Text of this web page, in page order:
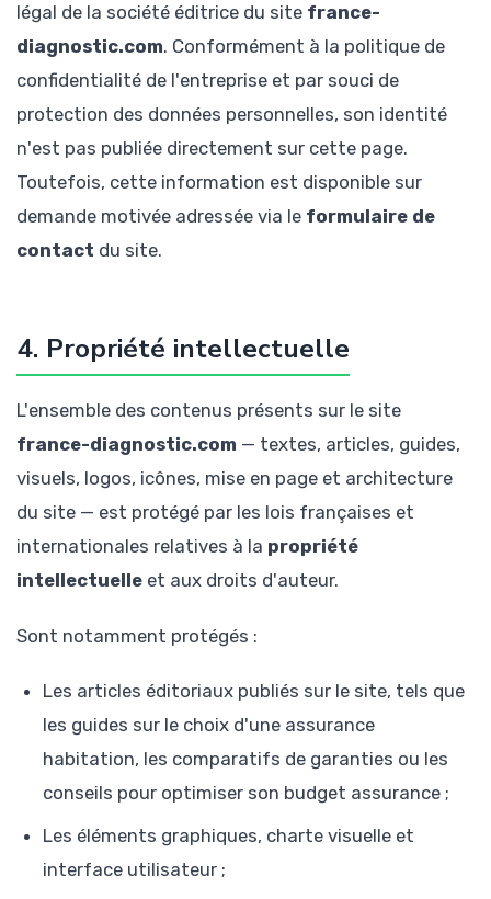
légal de la société éditrice du site france-
diagnostic.com. Conformément à la politique de
confidentialité de l'entreprise et par souci de
protection des données personnelles, son identité
n'est pas publiée directement sur cette page.
Toutefois, cette information est disponible sur
demande motivée adressée via le formulaire de
contact du site.
4. Propriété intellectuelle
L'ensemble des contenus présents sur le site
france-diagnostic.com — textes, articles, guides,
visuels, logos, icônes, mise en page et architecture
du site — est protégé par les lois françaises et
internationales relatives à la propriété
intellectuelle et aux droits d'auteur.
Sont notamment protégés :
Les articles éditoriaux publiés sur le site, tels que
les guides sur le choix d'une assurance
habitation, les comparatifs de garanties ou les
conseils pour optimiser son budget assurance ;
Les éléments graphiques, charte visuelle et
interface utilisateur ;